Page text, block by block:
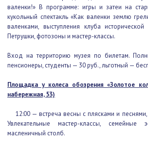
15:00–18:00 — праздник для всей
Прощайте, валенки!» В программе: игры и
новый лад, кукольный спектакль «Как
«Бирюльки» с валенками, выступления
Вход на территорию музея по билетам.
Площадка у колеса обозрения
12:00 — встреча весны с плясками и
конкурсами. Увлекательные мастер-классы,